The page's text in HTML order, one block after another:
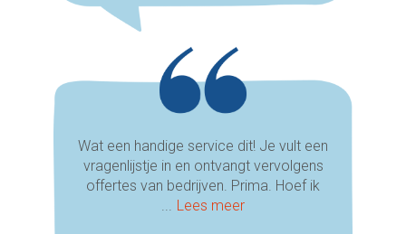
Wat een handige service dit! Je vult een
vragenlijstje in en ontvangt vervolgens
offertes van bedrijven. Prima. Hoef ik
... Lees meer